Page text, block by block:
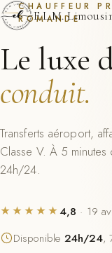
E.L.M.
CHAUFFEUR
ROMANDE
Le luxe
conduit.
Transferts aéroport,
Classe V. À 5
24h/24.
★★★★★ 4,8 · 19
Disponible24h/24,